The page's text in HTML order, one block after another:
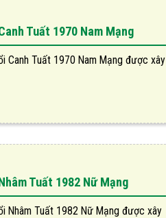
Tuất 1970 Nam Mạng
Canh Tuất 1970 Nam Mạng được xây
Tuất 1982 Nữ Mạng
Nhâm Tuất 1982 Nữ Mạng được xây